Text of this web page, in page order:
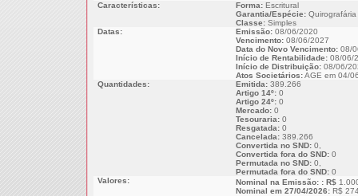
Características:
Forma:Escritural
Garantia/Espécie:Quirografária
Classe:Simples
Datas:
Emissão:08/06/2020
Vencimento: 08/06/2027
Data do Novo Vencimento:08/
Início de Rentabilidade:08/06/
Início de Distribuição:08/06/
Atos Societários:AGE em 04/
Quantidades:
Emitida:389.266
Artigo 14º:0
Artigo 24º:0
Mercado:0
Tesouraria:0
Resgatada:0
Cancelada:389.266
Convertida no SND:0,
Convertida fora do SND:0
Permutada no SND:0,
Permutada fora do SND:0
Valores:
Nominal na Emissão: : R$
Nominal em 27/04/2026:R$